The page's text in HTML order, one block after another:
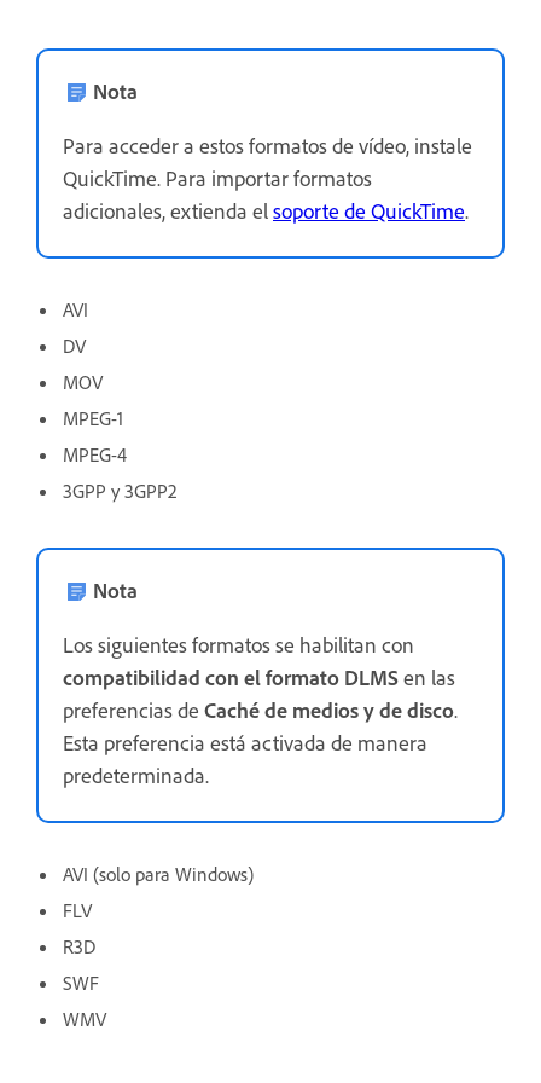
Nota
Para acceder a estos formatos de vídeo, instale
QuickTime. Para importar formatos
adicionales, extienda elsoporte de QuickTime.
AVI
DV
MOV
MPEG-1
MPEG-4
3GPP y 3GPP2
Nota
Los siguientes formatos se habilitan con
compatibilidad con el formato DLMSen las
preferencias de Caché de medios y de disco.
Esta preferencia está activada de manera
predeterminada.
AVI (solo para Windows)
FLV
R3D
SWF
WMV